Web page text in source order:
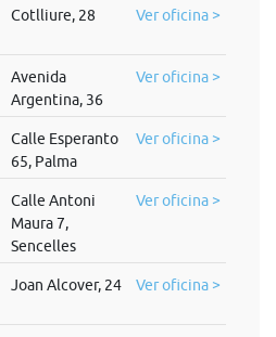
Cotlliure, 28 Ver oficina >
Avenida
Argentina, 36
Ver oficina >
Calle Esperanto
65, Palma
Ver oficina >
Calle Antoni
Maura 7,
Sencelles
Ver oficina >
Joan Alcover, 24 Ver oficina >